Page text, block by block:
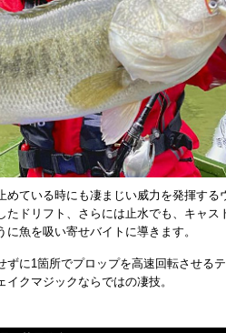
めている時にも凄まじい威力を発揮する
たドリフト、さらには止水でも、キャス
魚を吸い寄せバイトに導きます。
ずに1箇所でプロップを高速回転させる
クマジックならではの凄技。